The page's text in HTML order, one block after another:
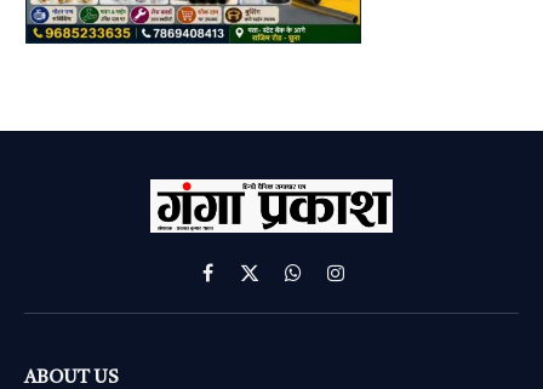
Facebook
X
WhatsAppInstagram
ABOUT US